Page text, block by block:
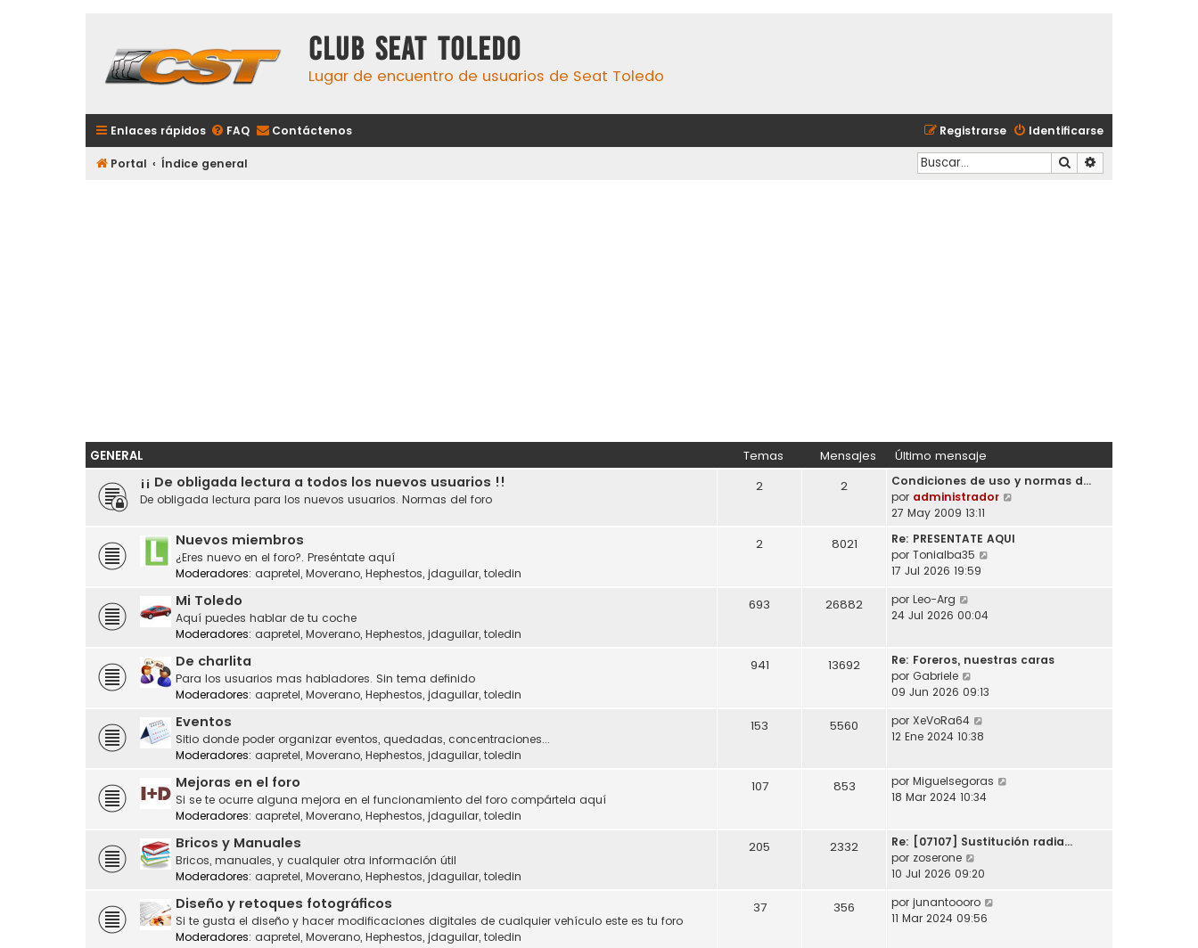
Club Seat Toledo
Lugar de encuentro de usuarios de Seat Toledo
Enlaces rápidos FAQ Contáctenos Identificarse
Registrarse
Portal Índice general Buscar
GENERAL Temas Mensajes Último mensaje
¡¡ De obligada lectura a todos los nuevos usuarios !!
De obligada lectura para los nuevos usuarios. Normas del foro
2 2
Condiciones de uso y normas d…
por administrador
ú
e
27 May 2009 13:11
Nuevos miembros
¿Eres nuevo en el foro?. Preséntate aquí
Moderadores: aapretel, Moverano, Hephestos, jdaguilar, toledin
2 8021
Re: PRESENTATE AQUI
por Tonialba35
m
j
17 Jul 2026 19:59
Mi Toledo
Aquí puedes hablar de tu coche
Moderadores: aapretel, Moverano, Hephestos, jdaguilar, toledin
693 26882 por Leo-Arg
e
l
t
i
o
m
s
e
24 Jul 2026 00:04
De charlita
Para los usuarios mas habladores. Sin tema definido
Moderadores: aapretel, Moverano, Hephestos, jdaguilar, toledin
941 13692
Re: Foreros, nuestras caras
por Gabriele
e
ú
l
m
o
n
s
j
e
09 Jun 2026 09:13
Eventos
Sitio donde poder organizar eventos, quedadas, concentraciones...
Moderadores: aapretel, Moverano, Hephestos, jdaguilar, toledin
153 5560 por XeVoRa64
l
t
o
e
n
s
12 Ene 2024 10:38
Mejoras en el foro
Si se te ocurre alguna mejora en el funcionamiento del foro compártela aquí
Moderadores: aapretel, Moverano, Hephestos, jdaguilar, toledin
107 853 por Miguelsegoras
l
18 Mar 2024 10:34
Bricos y Manuales
Bricos, manuales, y cualquier otra información útil
Moderadores: aapretel, Moverano, Hephestos, jdaguilar, toledin
205 2332
Re: [07107] Sustitución radia…
por zoserone
e
ú
l
10 Jul 2026 09:20
Diseño y retoques fotográficos
Si te gusta el diseño y hacer modificaciones digitales de cualquier vehículo este es tu foro
Moderadores: aapretel, Moverano, Hephestos, jdaguilar, toledin
37 356 por junantoooro
11 Mar 2024 09:56